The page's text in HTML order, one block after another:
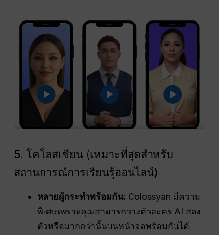
5. โคโลสเซียน (เหมาะที่สุดสำหรับ
สถานการณ์การเรียนรู้ออนไลน์)
หลายผู้กระทำพร้อมกัน: Colossyan มีความ
พิเศษเพราะคุณสามารถวางตัวละคร AI สอง
ตัวหรือมากกว่านั้นบนหน้าจอพร้อมกันได้